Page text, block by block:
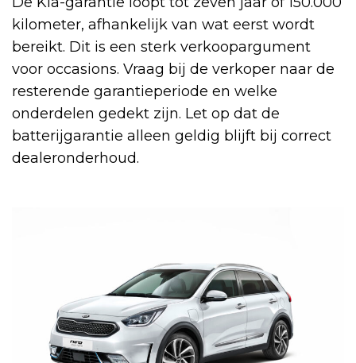
kilometer, afhankelijk van wat eerst wordt
bereikt. Dit is een sterk verkoopargument
voor occasions. Vraag bij de verkoper naar de
resterende garantieperiode en welke
onderdelen gedekt zijn. Let op dat de
batterijgarantie alleen geldig blijft bij correct
dealeronderhoud.